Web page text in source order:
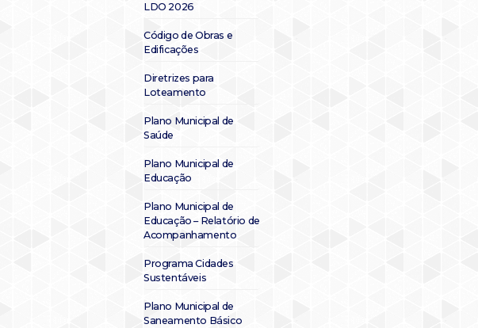
LDO 2026
Código de Obras e
Edificações
Diretrizes para
Loteamento
Plano Municipal de
Saúde
Plano Municipal de
Educação
Plano Municipal de
Educação – Relatório de
Acompanhamento
Programa Cidades
Sustentáveis
Plano Municipal de
Saneamento Básico